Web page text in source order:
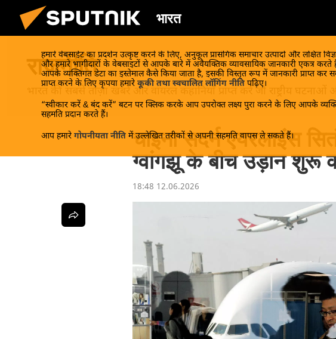
भारत
हमारे वेबसाईट का प्रदर्शन उत्कृष्ट करने के लिए, अनुकूल प्रासंगिक समाचार उत्पादों और लक्षित
और हमारे भागीदारों के वेबसाइटों से आपके बारे में अवैयक्तिक व्यावसायिक जानकारी एकत्र करते
आपके व्यक्तिगत डेटा का इस्तेमाल कैसे किया जाता है, इसकी विस्तृत रूप में जानकारी प्राप्त कर
प्राप्त करने के लिए कृपया हमारे कूकी तथा स्वचालित लॉगिंग नीति पढ़िए।
“स्वीकार करें & बंद करें” बटन पर क्लिक करके आप उपरोक्त लक्ष्य पुरा करने के लिए आपके
सहमति प्रदान करते हैं।
आप हमारे गोपनीयता नीति में उल्लेखित तरीकों से अपनी सहमति वापस ले सकते हैं।
राजनीति
भारत की सबसे ताज़ा खबरें और वायरल कहानियाँ प्राप्त करें जो राष्ट्रीय घटनाओं
चाइना सदर्न एयरलाइंस
ग्वांगझू के बीच उड़ान शुरू
18:48 12.06.2026